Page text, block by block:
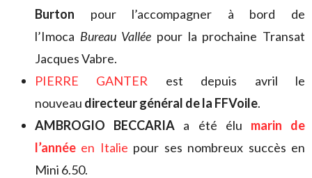
Burton pour l’accompagner à bord de
l’Imoca Bureau Vallée pour la prochaine Transat
Jacques Vabre.
PIERRE GANTER est depuis avril le
nouveau directeur général de la FFVoile.
AMBROGIO BECCARIA a été élu marin de
l’année en Italie pour ses nombreux succès en
Mini 6.50.